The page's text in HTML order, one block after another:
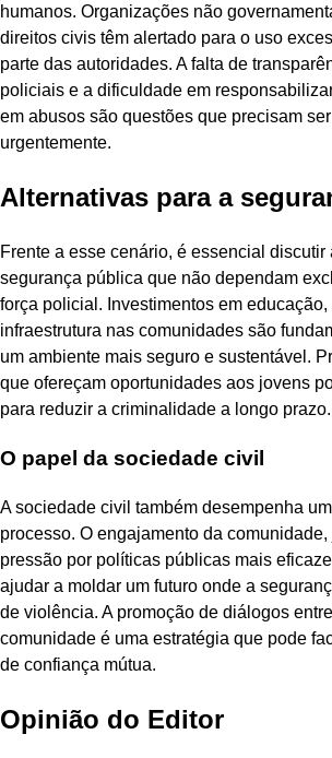
humanos. Organizações não
direitos civis têm alertado para o uso
parte das autoridades. A falta de
policiais e a dificuldade em
em abusos são questões que precisam
urgentemente.
Alternativas para a
Frente a esse cenário, é essencial discutir
segurança pública que não dependam
força policial. Investimentos em educação,
infraestrutura nas comunidades são
um ambiente mais seguro e sustentável.
que ofereçam oportunidades aos jovens
para reduzir a criminalidade a longo prazo.
O papel da sociedade civil
A sociedade civil também desempenha
processo. O engajamento da
pressão por políticas públicas mais
ajudar a moldar um futuro onde a
de violência. A promoção de diálogos
comunidade é uma estratégia que pode
de confiança mútua.
Opinião do Editor